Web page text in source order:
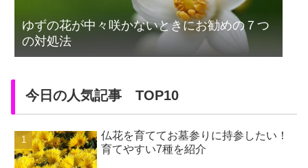
ゆずの花が中々咲かないときにお勧めの７つ
の対処法
今日の人気記事 TOP10
仏花を育ててお墓参りに持参したい！
育てやすい7種を紹介